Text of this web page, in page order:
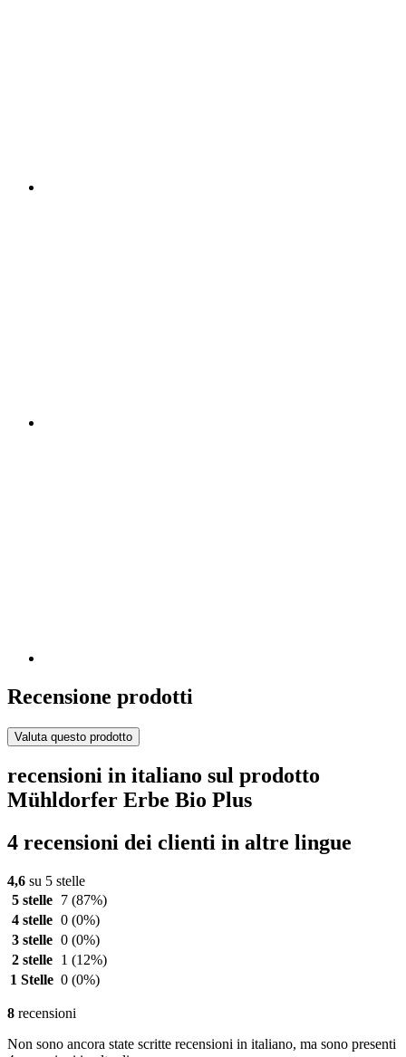
Recensione prodotti
Valuta questo prodotto
recensioni in italiano sul prodotto
Mühldorfer Erbe Bio Plus
4 recensioni dei clienti in altre lingue
4,6 su 5 stelle
5 stelle
7 (87%)
4 stelle 0 (0%)
3 stelle 0 (0%)
2 stelle
1 (12%)
1 Stelle 0 (0%)
8 recensioni
Non sono ancora state scritte recensioni in italiano, ma sono presenti